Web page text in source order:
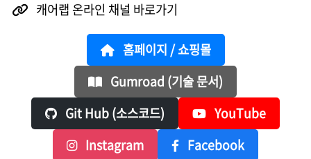
캐어랩 온라인 채널 바로가기
홈페이지 / 쇼핑몰
Gumroad (기술 문서)
Git Hub (소스코드)
YouTube
Instagram
Facebook